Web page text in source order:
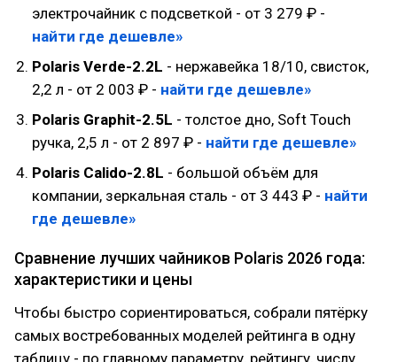
электрочайник с подсветкой - от 3 279 ₽ -
найти где дешевле»
Polaris Verde-2.2L - нержавейка 18/10, свисток,
2,2 л - от 2 003 ₽ - найти где дешевле»
Polaris Graphit-2.5L - толстое дно, Soft Touch
ручка, 2,5 л - от 2 897 ₽ - найти где дешевле»
Polaris Calido-2.8L - большой объём для
компании, зеркальная сталь - от 3 443 ₽ - найти
где дешевле»
Сравнение лучших чайников Polaris 2026 года:
характеристики и цены
Чтобы быстро сориентироваться, собрали пятёрку
самых востребованных моделей рейтинга в одну
таблицу - по главному параметру, рейтингу, числу